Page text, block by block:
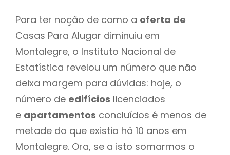
Para ter noção de como a oferta de
Casas Para Alugar diminuiu em
Montalegre, o Instituto Nacional de
Estatística revelou um número que não
deixa margem para dúvidas: hoje, o
número de edifícios licenciados
e apartamentos concluídos é menos de
metade do que existia há 10 anos em
Montalegre. Ora, se a isto somarmos o